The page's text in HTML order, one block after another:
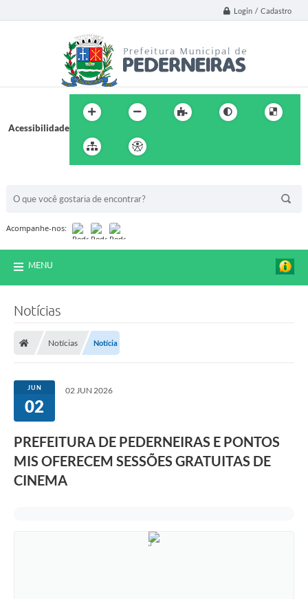
Login / Cadastro
Acessibilidade
Acompanhe-nos:
MENU
Notícias
Notícias Notícia
JUN
02
02 JUN 2026
PREFEITURA DE PEDERNEIRAS E PONTOS
MIS OFERECEM SESSÕES GRATUITAS DE
CINEMA